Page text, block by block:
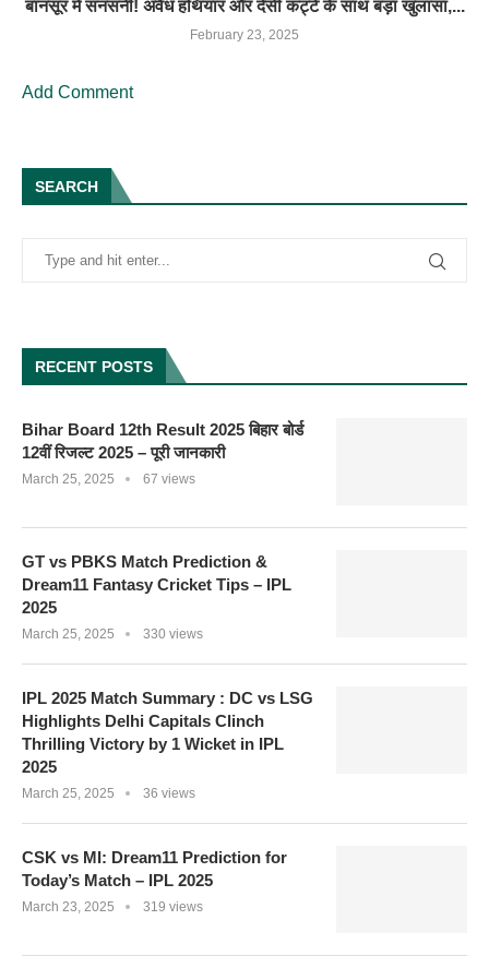
बानसूर में सनसनी! अवैध हथियार और देसी कट्टे के साथ बड़ा खुलासा,...
February 23, 2025
Add Comment
SEARCH
RECENT POSTS
Bihar Board 12th Result 2025 बिहार बोर्ड
12वीं रिजल्ट 2025 – पूरी जानकारी
March 25, 2025 67 views
GT vs PBKS Match Prediction &
Dream11 Fantasy Cricket Tips – IPL
2025
March 25, 2025 330 views
IPL 2025 Match Summary : DC vs LSG
Highlights Delhi Capitals Clinch
Thrilling Victory by 1 Wicket in IPL
2025
March 25, 2025 36 views
CSK vs MI: Dream11 Prediction for
Today’s Match – IPL 2025
March 23, 2025 319 views